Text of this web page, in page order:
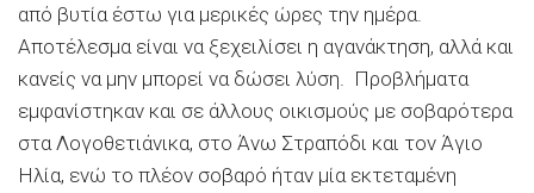
από βυτία έστω για μερικές ώρες την ημέρα.
Αποτέλεσμα είναι να ξεχειλίσει η αγανάκτηση, αλλά και
κανείς να μην μπορεί να δώσει λύση. Προβλήματα
εμφανίστηκαν και σε άλλους οικισμούς με σοβαρότερα
στα Λογοθετιάνικα, στο Άνω Στραπόδι και τον Άγιο
Ηλία, ενώ το πλέον σοβαρό ήταν μία εκτεταμένη